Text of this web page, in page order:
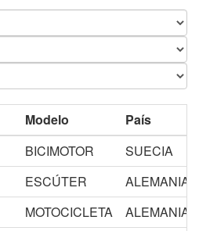
Modelo
País
BICIMOTOR
SUECIA
ESCÚTER
ALEMANIA
MOTOCICLETA
ALEMANIA